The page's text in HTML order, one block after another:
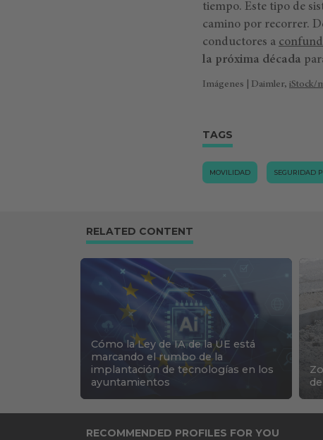
tiempo. Este tipo de
camino por recorrer.
conductores a
la próxima década
Imágenes | Daimler, iStock/
TAGS
MOVILIDAD SEGURIDAD
RELATED CONTENT
Cómo la Ley de IA de la UE está
marcando el rumbo de la
implantación de tecnologías en los
ayuntamientos
RECOMMENDED PROFILES FOR YOU